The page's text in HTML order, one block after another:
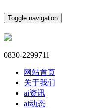
Toggle navigation
0830-2299711
网站首页
关于我们
ai资讯
ai动态